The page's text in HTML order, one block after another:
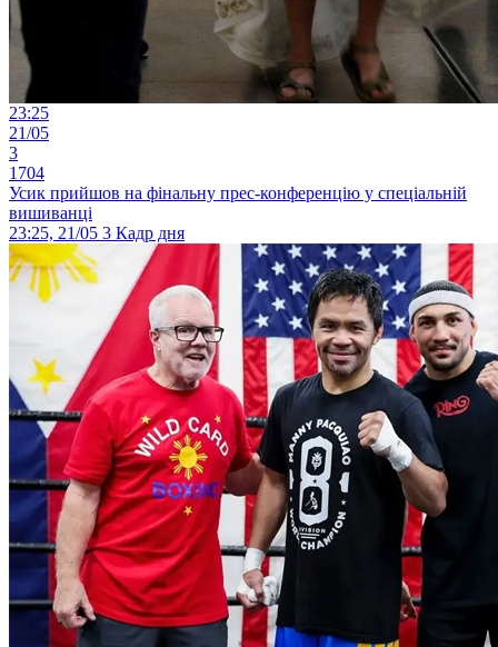
23:25
21/05
3
1704
Усик прийшов на фінальну прес-конференцію у спеціальній
вишиванці
23:25, 21/05 3 Кадр дня